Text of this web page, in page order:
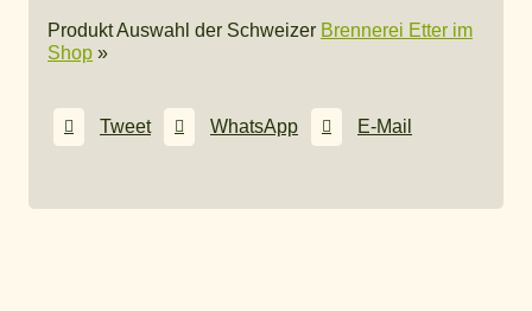
Produkt Auswahl der Schweizer Brennerei Etter im
Shop »
Tweet WhatsApp E-Mail